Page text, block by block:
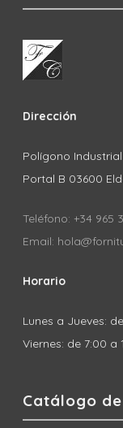
Dirección
Polígono
Portal B 03600
Teléfono: +34 965
Email:
Horario
Lunes a Jueves:
Viernes: de 7:00 a
Catálogo